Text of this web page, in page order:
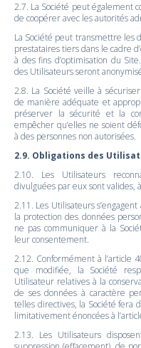
2.7. La Société peut également
de coopérer avec les autorités
La Société peut transmettre les
prestataires tiers dans le cadre
à des fins d’optimisation du
des Utilisateurs seront
2.8. La Société veille à
de manière adéquate et
préserver la sécurité et la
empêcher qu’elles ne soient
à des personnes non autorisées.
2.9. Obligations des
2.10. Les Utilisateurs
divulguées par eux sont valides,
2.11. Les Utilisateurs
la protection des données
ne pas communiquer à la
leur consentement.
2.12. Conformément à l’article
que modifiée, la Société
Utilisateur relatives à la
de ses données à caractère
telles directives, la Société fera
limitativement énoncées à
2.13. Les Utilisateurs